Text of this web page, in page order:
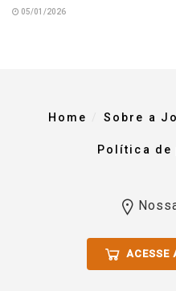
05/01/2026
Home Sobre a
Política de
ACESSE